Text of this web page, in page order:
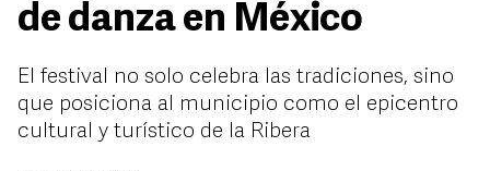
de danza en México
El festival no solo celebra las tradiciones, sino
que posiciona al municipio como el epicentro
cultural y turístico de la Ribera